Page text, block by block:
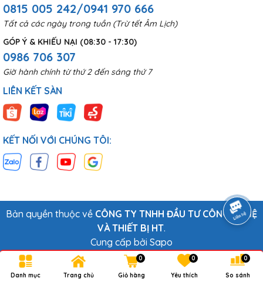
0815 005 242/0941 970 666
Tất cả các ngày trong tuần (Trừ tết Âm Lịch)
GÓP Ý & KHIẾU NẠI (08:30 - 17:30)
0986 706 307
Giờ hành chính từ thứ 2 đến sáng thứ 7
LIÊN KẾT SÀN
KẾT NỐI VỚI CHÚNG TÔI:
Bản quyền thuộc về CÔNG TY TNHH ĐẦU TƯ CÔNG NGHỆ
VÀ THIẾT BỊ HT.
Cung cấp bởi Sapo
Danh mục Trang chủ Giỏ hàng
0
Yêu thích
0
So sánh
0